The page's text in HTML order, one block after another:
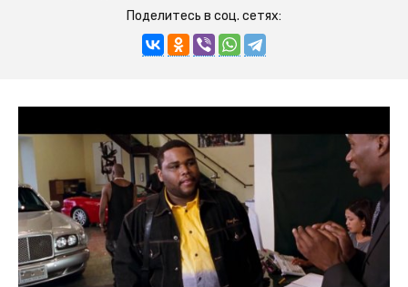
Поделитесь в соц. сетях: